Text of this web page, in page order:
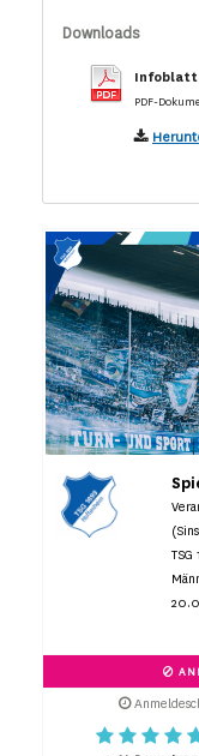
Downloads
Infoblatt
PDF-